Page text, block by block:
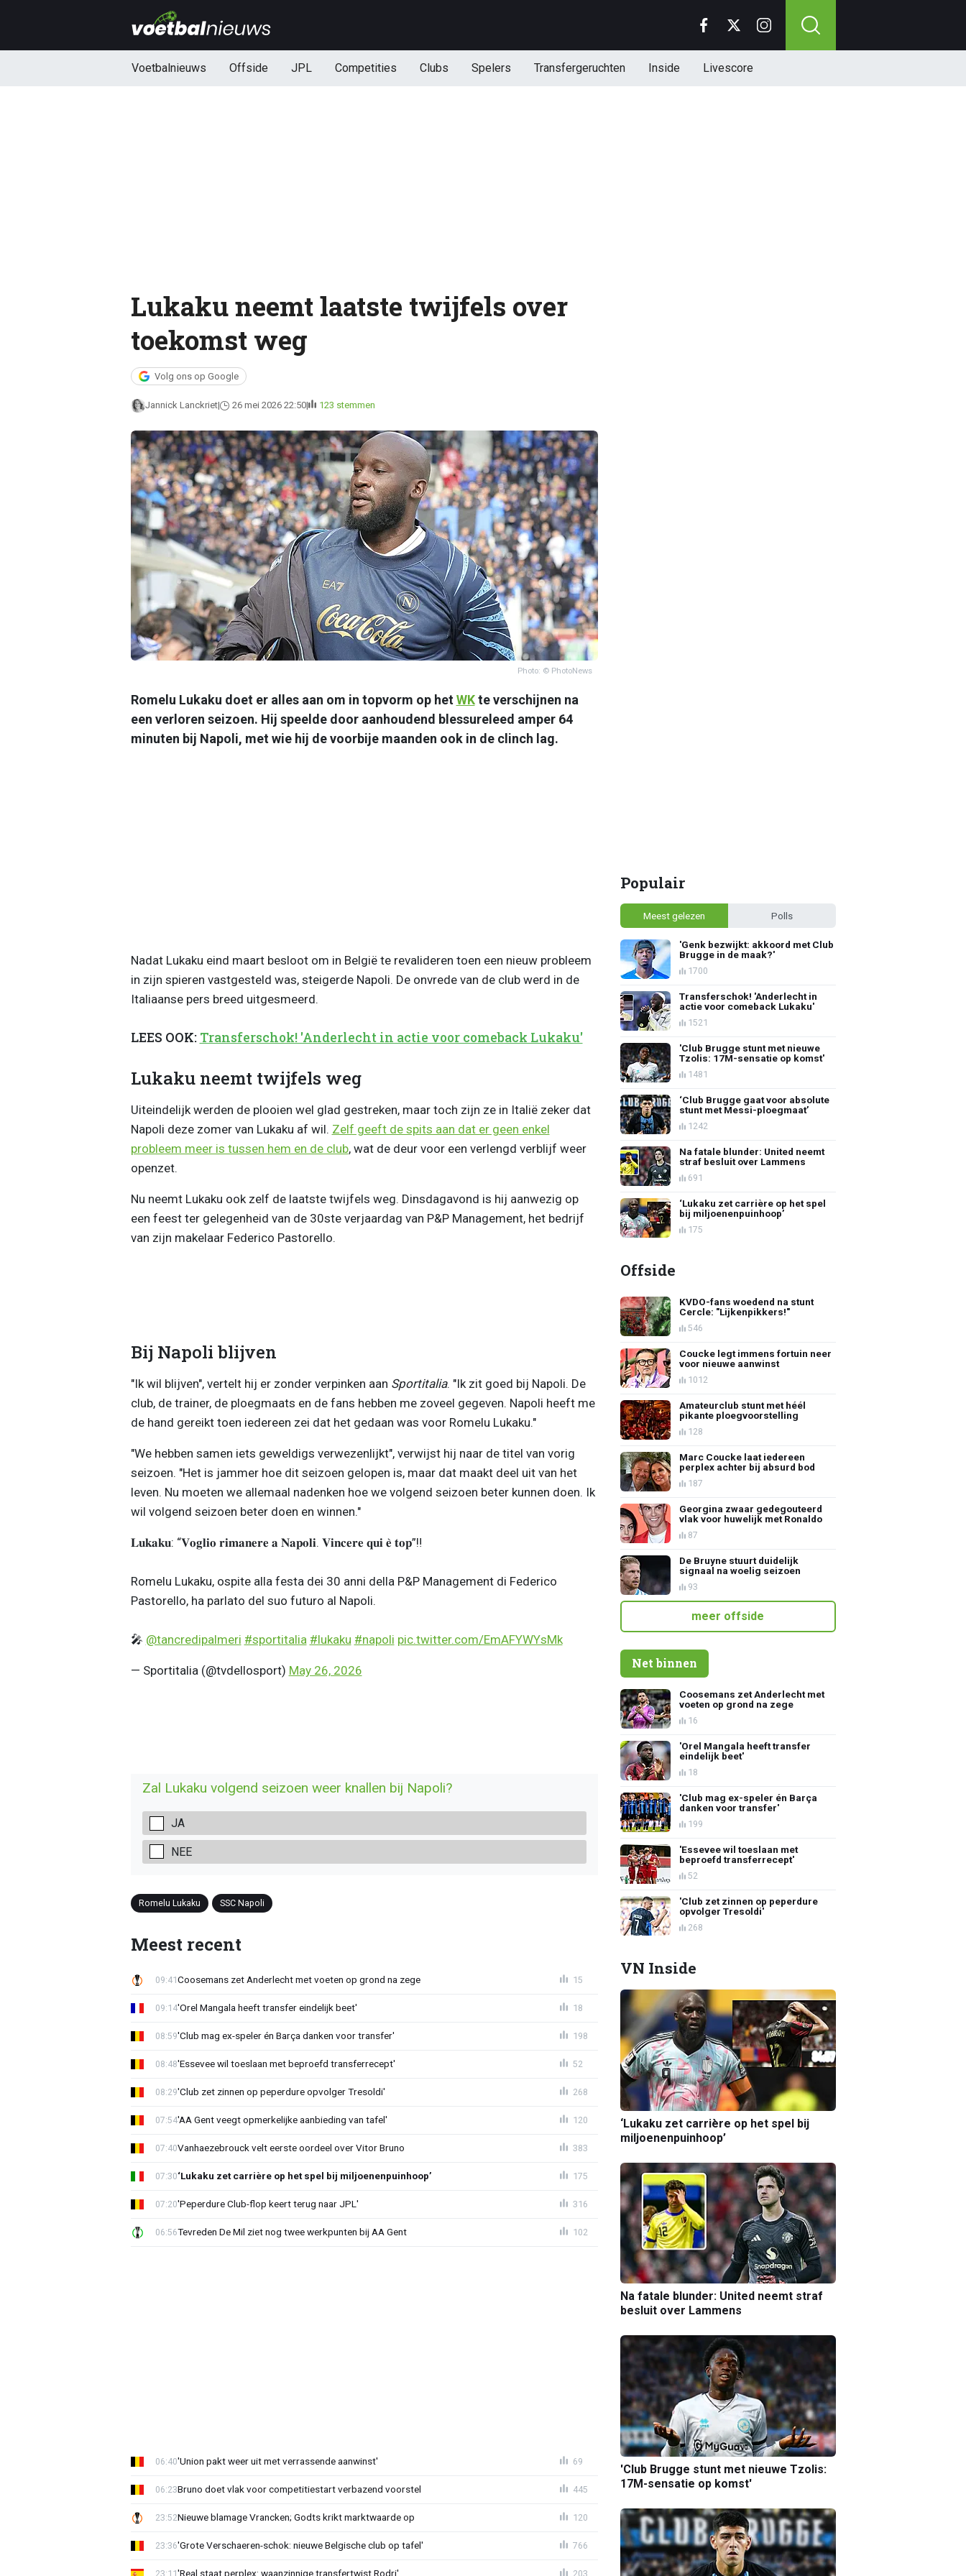
Voetbalnieuws Offside JPL Competities Clubs Spelers Transfergeruchten Inside Livescore
Lukaku neemt laatste twijfels over
toekomst weg
Volg ons op Google
Jannick Lanckriet 26 mei 2026 22:50 123 stemmen
Photo: © PhotoNews
Romelu Lukaku doet er alles aan om in topvorm op hetWKte verschijnen na
een verloren seizoen. Hij speelde door aanhoudend blessureleed amper 64
minuten bij Napoli, met wie hij de voorbije maanden ook in de clinch lag.
Nadat Lukaku eind maart besloot om in België te revalideren toen een nieuw probleem
in zijn spieren vastgesteld was, steigerde Napoli. De onvrede van de club werd in de
Italiaanse pers breed uitgesmeerd.
LEES OOK: Transferschok! 'Anderlecht in actie voor comeback Lukaku'
Lukaku neemt twijfels weg
Uiteindelijk werden de plooien wel glad gestreken, maar toch zijn ze in Italië zeker dat
Napoli deze zomer van Lukaku af wil. Zelf geeft de spits aan dat er geen enkel
probleem meer is tussen hem en de club, wat de deur voor een verlengd verblijf weer
openzet.
Nu neemt Lukaku ook zelf de laatste twijfels weg. Dinsdagavond is hij aanwezig op
een feest ter gelegenheid van de 30ste verjaardag van P&P Management, het bedrijf
van zijn makelaar Federico Pastorello.
Bij Napoli blijven
"Ik wil blijven", vertelt hij er zonder verpinken aan Sportitalia. "Ik zit goed bij Napoli. De
club, de trainer, de ploegmaats en de fans hebben me zoveel gegeven. Napoli heeft me
de hand gereikt toen iedereen zei dat het gedaan was voor Romelu Lukaku."
"We hebben samen iets geweldigs verwezenlijkt", verwijst hij naar de titel van vorig
seizoen. "Het is jammer hoe dit seizoen gelopen is, maar dat maakt deel uit van het
leven. Nu moeten we allemaal nadenken hoe we volgend seizoen beter kunnen doen. Ik
wil volgend seizoen beter doen en winnen."
𝐋𝐮𝐤𝐚𝐤𝐮: “𝐕𝐨𝐠𝐥𝐢𝐨 𝐫𝐢𝐦𝐚𝐧𝐞𝐫𝐞 𝐚 𝐍𝐚𝐩𝐨𝐥𝐢. 𝐕𝐢𝐧𝐜𝐞𝐫𝐞 𝐪𝐮𝐢 𝐞̀ 𝐭𝐨𝐩”‼️
Romelu Lukaku, ospite alla festa dei 30 anni della P&P Management di Federico
Pastorello, ha parlato del suo futuro al Napoli.
🎤 @tancredipalmeri #sportitalia #lukaku #napoli pic.twitter.com/EmAFYWYsMk
— Sportitalia (@tvdellosport) May 26, 2026
Zal Lukaku volgend seizoen weer knallen bij Napoli?
JA
NEE
Romelu Lukaku SSC Napoli
Meest recent
Coosemans zet Anderlecht met voeten op grond na zege
09:41 15
'Orel Mangala heeft transfer eindelijk beet'
09:14 18
'Club mag ex-speler én Barça danken voor transfer'
08:59 198
'Essevee wil toeslaan met beproefd transferrecept'
08:48 52
'Club zet zinnen op peperdure opvolger Tresoldi'
08:29 268
'AA Gent veegt opmerkelijke aanbieding van tafel'
07:54 120
Vanhaezebrouck velt eerste oordeel over Vitor Bruno
07:40 383
‘Lukaku zet carrière op het spel bij miljoenenpuinhoop’
07:30 175
'Peperdure Club-flop keert terug naar JPL'
07:20 316
Tevreden De Mil ziet nog twee werkpunten bij AA Gent
06:56 102
'Union pakt weer uit met verrassende aanwinst'
06:40 69
Bruno doet vlak voor competitiestart verbazend voorstel
06:23 445
Nieuwe blamage Vrancken; Godts krikt marktwaarde op
23:52 120
'Grote Verschaeren-schok: nieuwe Belgische club op tafel'
23:36 766
'Real staat perplex: waanzinnige transfertwist Rodri'
23:11 203
Populair
Meest gelezen Polls
'Genk bezwijkt: akkoord met Club
Brugge in de maak?'
1700
Transferschok! 'Anderlecht in
actie voor comeback Lukaku'
1521
'Club Brugge stunt met nieuwe
Tzolis: 17M-sensatie op komst'
1481
‘Club Brugge gaat voor absolute
stunt met Messi-ploegmaat’
1242
Na fatale blunder: United neemt
straf besluit over Lammens
691
‘Lukaku zet carrière op het spel
bij miljoenenpuinhoop’
175
Offside
KVDO-fans woedend na stunt
Cercle: "Lijkenpikkers!"
546
Coucke legt immens fortuin neer
voor nieuwe aanwinst
1012
Amateurclub stunt met héél
pikante ploegvoorstelling
128
Marc Coucke laat iedereen
perplex achter bij absurd bod
187
Georgina zwaar gedegouteerd
vlak voor huwelijk met Ronaldo
87
De Bruyne stuurt duidelijk
signaal na woelig seizoen
93
meer offside
Net binnen
Coosemans zet Anderlecht met
voeten op grond na zege
16
'Orel Mangala heeft transfer
eindelijk beet'
18
'Club mag ex-speler én Barça
danken voor transfer'
199
'Essevee wil toeslaan met
beproefd transferrecept'
52
'Club zet zinnen op peperdure
opvolger Tresoldi'
268
VN Inside
‘Lukaku zet carrière op het spel bij
miljoenenpuinhoop’
Na fatale blunder: United neemt straf
besluit over Lammens
'Club Brugge stunt met nieuwe Tzolis:
17M-sensatie op komst'